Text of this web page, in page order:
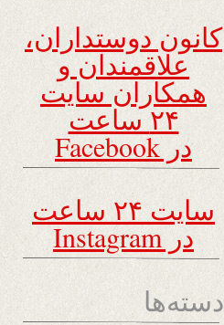
کانون دوستداران،
علاقمندان و
همکاران سایت
۲۴ ساعت
در Facebook
سایت ۲۴ ساعت
در Instagram
دسته‌ها